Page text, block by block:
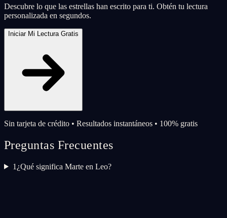
Descubre lo que las estrellas han escrito para ti. Obtén tu lectura
personalizada en segundos.
Iniciar Mi Lectura Gratis
Sin tarjeta de crédito • Resultados instantáneos • 100% gratis
Preguntas Frecuentes
1 ¿Qué significa Marte en Leo?